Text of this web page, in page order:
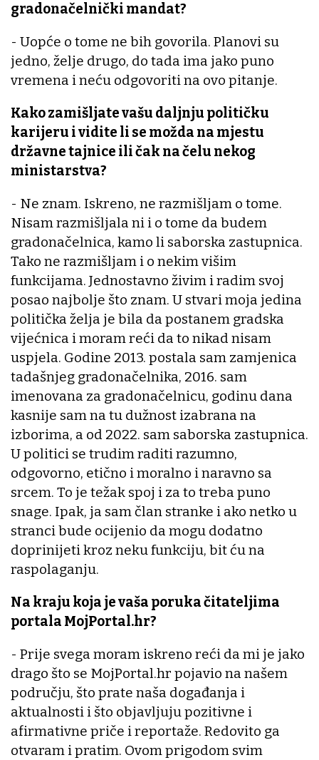
gradonačelnički mandat?
- Uopće o tome ne bih govorila. Planovi su
jedno, želje drugo, do tada ima jako puno
vremena i neću odgovoriti na ovo pitanje.
Kako zamišljate vašu daljnju političku
karijeru i vidite li se možda na mjestu
državne tajnice ili čak na čelu nekog
ministarstva?
- Ne znam. Iskreno, ne razmišljam o tome.
Nisam razmišljala ni i o tome da budem
gradonačelnica, kamo li saborska zastupnica.
Tako ne razmišljam i o nekim višim
funkcijama. Jednostavno živim i radim svoj
posao najbolje što znam. U stvari moja jedina
politička želja je bila da postanem gradska
vijećnica i moram reći da to nikad nisam
uspjela. Godine 2013. postala sam zamjenica
tadašnjeg gradonačelnika, 2016. sam
imenovana za gradonačelnicu, godinu dana
kasnije sam na tu dužnost izabrana na
izborima, a od 2022. sam saborska zastupnica.
U politici se trudim raditi razumno,
odgovorno, etično i moralno i naravno sa
srcem. To je težak spoj i za to treba puno
snage. Ipak, ja sam član stranke i ako netko u
stranci bude ocijenio da mogu dodatno
doprinijeti kroz neku funkciju, bit ću na
raspolaganju.
Na kraju koja je vaša poruka čitateljima
portala MojPortal.hr?
- Prije svega moram iskreno reći da mi je jako
drago što se MojPortal.hr pojavio na našem
području, što prate naša događanja i
aktualnosti i što objavljuju pozitivne i
afirmativne priče i reportaže. Redovito ga
otvaram i pratim. Ovom prigodom svim